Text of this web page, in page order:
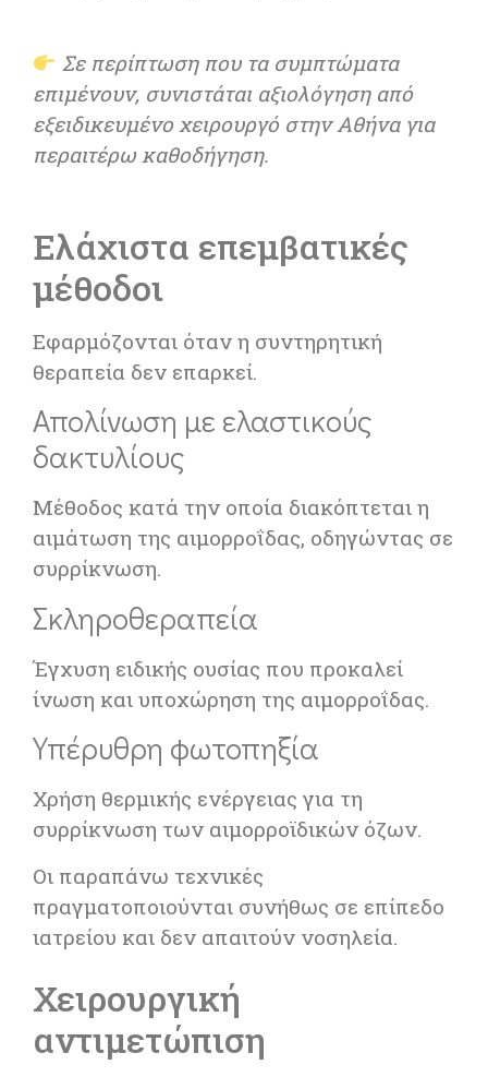
Σε περίπτωση που τα συμπτώματα
επιμένουν, συνιστάται αξιολόγηση από
εξειδικευμένο χειρουργό στην Αθήνα για
περαιτέρω καθοδήγηση.
Ελάχιστα επεμβατικές
μέθοδοι
Εφαρμόζονται όταν η συντηρητική
θεραπεία δεν επαρκεί.
Απολίνωση με ελαστικούς
δακτυλίους
Μέθοδος κατά την οποία διακόπτεται η
αιμάτωση της αιμορροΐδας, οδηγώντας σε
συρρίκνωση.
Σκληροθεραπεία
Έγχυση ειδικής ουσίας που προκαλεί
ίνωση και υποχώρηση της αιμορροΐδας.
Υπέρυθρη φωτοπηξία
Χρήση θερμικής ενέργειας για τη
συρρίκνωση των αιμορροϊδικών όζων.
Οι παραπάνω τεχνικές
πραγματοποιούνται συνήθως σε επίπεδο
ιατρείου και δεν απαιτούν νοσηλεία.
Χειρουργική
αντιμετώπιση